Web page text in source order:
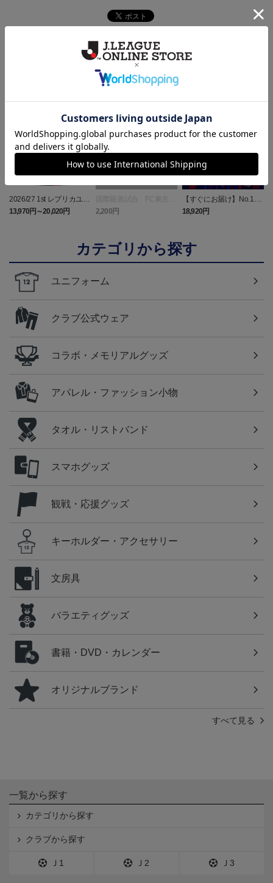
2026/27 1st レプリカユニ
フォーム 半袖
13,970円～20,020円
国際親善試合 FC東京
対 ボルシア ドルトムン
ト プリントタオルマフ
2,200円
【すぐにお届け】No.10
佐藤 恵允選手 2026/27 1s
t レプリカユニフォーム
18,920円
カテゴリから探す
ユニフォーム
クラブ公式ウェア
コラボ・メモリアルグッズ
アパレル・ファッション小物
タオル・リストバンド
スマホグッズ
観戦・応援グッズ
キーホルダー・アクセサリー
文房具
バラエティグッズ
書籍・DVD・カレンダー
オリジナルブランド
すべて見る
一覧から探す
カテゴリから探す
クラブから探す
Ｊ1 Ｊ2 Ｊ3